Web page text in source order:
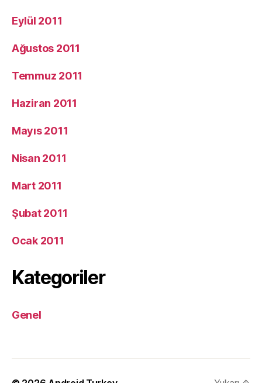
Eylül 2011
Ağustos 2011
Temmuz 2011
Haziran 2011
Mayıs 2011
Nisan 2011
Mart 2011
Şubat 2011
Ocak 2011
Kategoriler
Genel